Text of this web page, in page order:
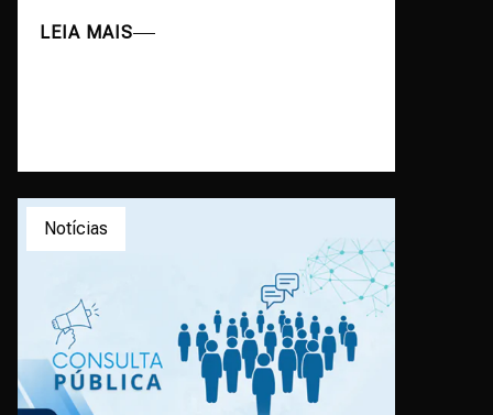
LEIA MAIS
Notícias